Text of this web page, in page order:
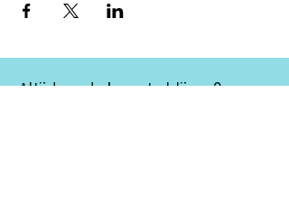
Altijd op de hoogte blijven?